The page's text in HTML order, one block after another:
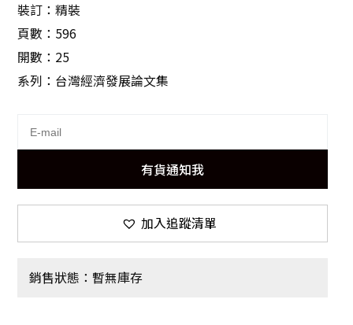
裝訂：精裝
頁數：596
開數：25
系列：台灣經濟發展論文集
有貨通知我
加入追蹤清單
銷售狀態：暫無庫存